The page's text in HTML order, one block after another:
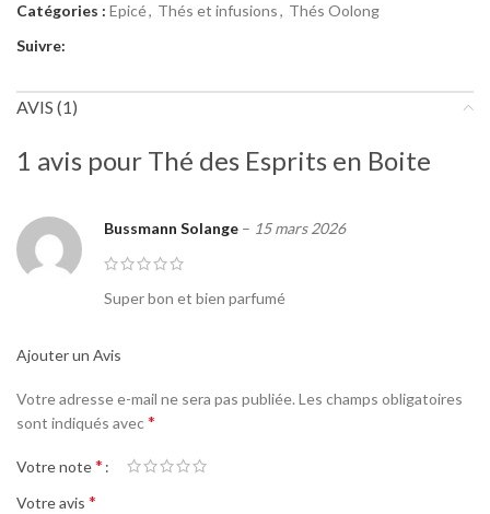
Catégories : Epicé, Thés et infusions, Thés Oolong
Suivre:
AVIS (1)
1 avis pour Thé des Esprits en Boite
Bussmann Solange – 15 mars 2026
Super bon et bien parfumé
Ajouter un Avis
Votre adresse e-mail ne sera pas publiée.Les champs obligatoires
sont indiqués avec*
Votre note*
Votre avis *